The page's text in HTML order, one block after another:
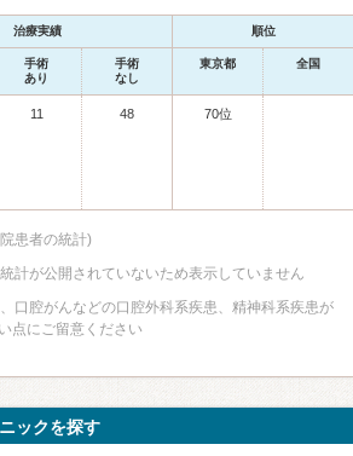
治療実績 順位
手術
あり
手術
なし
東京都 全国
11 48 70位
患者の統計)
計が公開されていないため表示していません
口腔がんなどの口腔外科系疾患、精神科系疾患が
点にご留意ください
ックを探す